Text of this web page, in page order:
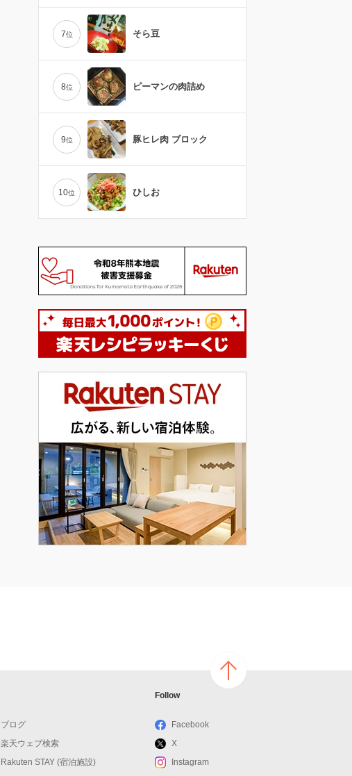
7位 そら豆
8位 ピーマンの肉詰め
9位 豚ヒレ肉 ブロック
10位 ひしお
ブログ
楽天ウェブ検索
Rakuten STAY (宿泊施設)
Follow
Facebook
X
Instagram